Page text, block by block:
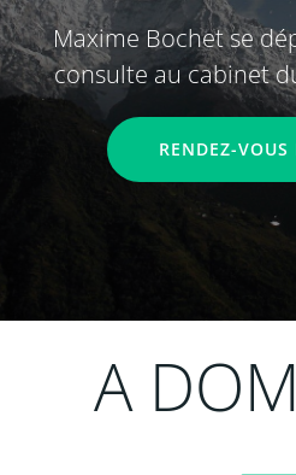
Maxime Bochet se
consulte au cabinet
RENDEZ-
A